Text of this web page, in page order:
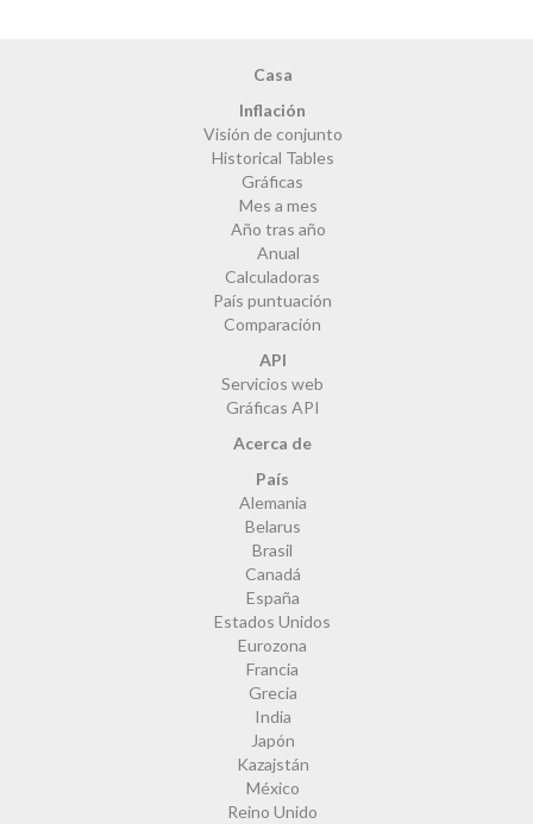
Casa
Inflación
Visión de conjunto
Historical Tables
Gráficas
Mes a mes
Año tras año
Anual
Calculadoras
País puntuación
Comparación
API
Servicios web
Gráficas API
Acerca de
País
Alemania
Belarus
Brasil
Canadá
España
Estados Unidos
Eurozona
Francia
Grecia
India
Japón
Kazajstán
México
Reino Unido